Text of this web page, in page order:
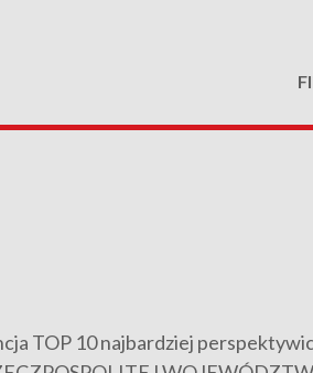
TOP 10 najbardziej